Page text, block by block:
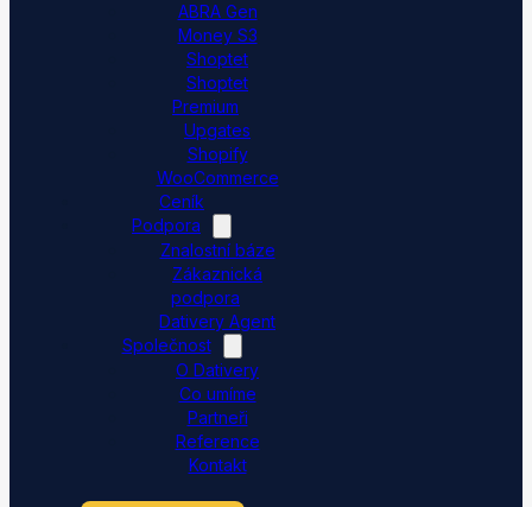
ABRA Gen
Money S3
Shoptet
Shoptet
Premium
Upgates
Shopify
WooCommerce
Ceník
Podpora
Znalostní báze
Zákaznická
podpora
Dativery Agent
Společnost
O Dativery
Co umíme
Partneři
Reference
Kontakt